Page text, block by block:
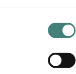
Werbezwecke
die Informationen,
sammeln, mit
bereitgestellt